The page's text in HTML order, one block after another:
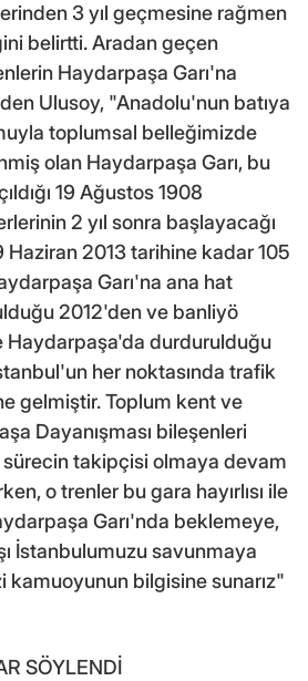
3 yıl geçmesine rağmen
belirtti. Aradan geçen
Haydarpaşa Garı'na
Ulusoy, "Anadolu'nun batıya
toplumsal belleğimizde
olan Haydarpaşa Garı, bu
19 Ağustos 1908
2 yıl sonra başlayacağı
Haziran 2013 tarihine kadar 105
Garı'na ana hat
2012'den ve banliyö
Haydarpaşa'da durdurulduğu
her noktasında trafik
gelmiştir. Toplum kent ve
Dayanışması bileşenleri
takipçisi olmaya devam
o trenler bu gara hayırlısı ile
Garı'nda beklemeye,
İstanbulumuzu savunmaya
bilgisine sunarız"
SÖYLENDİ